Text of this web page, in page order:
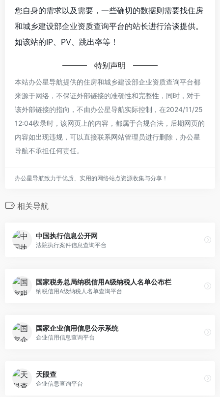
您自身的需求以及需要，一些确切的数据则需要找住房
和城乡建设部企业资质查询平台的站长进行洽谈提供。
如该站的IP、PV、跳出率等！
特别声明
本站办公星导航提供的住房和城乡建设部企业资质查询平台都
来源于网络，不保证外部链接的准确性和完整性，同时，对于
该外部链接的指向，不由办公星导航实际控制，在2024/11/25
12:04收录时，该网页上的内容，都属于合规合法，后期网页的
内容如出现违规，可以直接联系网站管理员进行删除，办公星
导航不承担任何责任。
办公星导航致力于优质、实用的网络站点资源收集与分享！
相关导航
中国执行信息公开网
法院执行案件信息查询平台
国家税务总局纳税信用A级纳税人名单公布栏
纳税信用A级纳税人名单查询平台
国家企业信用信息公示系统
企业信用信息查询平台
天眼查
企业信息查询平台